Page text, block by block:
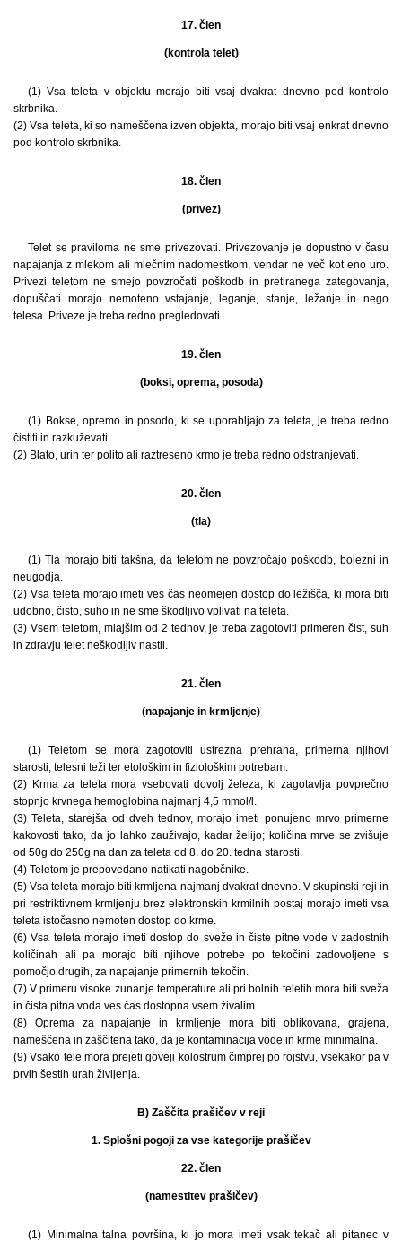
17. člen
(kontrola telet)
(1) Vsa teleta v objektu morajo biti vsaj dvakrat dnevno pod kontrolo
skrbnika.
(2) Vsa teleta, ki so nameščena izven objekta, morajo biti vsaj enkrat dnevno
pod kontrolo skrbnika.
18. člen
(privez)
Telet se praviloma ne sme privezovati. Privezovanje je dopustno v času
napajanja z mlekom ali mlečnim nadomestkom, vendar ne več kot eno uro.
Privezi teletom ne smejo povzročati poškodb in pretiranega zategovanja,
dopuščati morajo nemoteno vstajanje, leganje, stanje, ležanje in nego
telesa. Priveze je treba redno pregledovati.
19. člen
(boksi, oprema, posoda)
(1) Bokse, opremo in posodo, ki se uporabljajo za teleta, je treba redno
čistiti in razkuževati.
(2) Blato, urin ter polito ali raztreseno krmo je treba redno odstranjevati.
20. člen
(tla)
(1) Tla morajo biti takšna, da teletom ne povzročajo poškodb, bolezni in
neugodja.
(2) Vsa teleta morajo imeti ves čas neomejen dostop do ležišča, ki mora biti
udobno, čisto, suho in ne sme škodljivo vplivati na teleta.
(3) Vsem teletom, mlajšim od 2 tednov, je treba zagotoviti primeren čist, suh
in zdravju telet neškodljiv nastil.
21. člen
(napajanje in krmljenje)
(1) Teletom se mora zagotoviti ustrezna prehrana, primerna njihovi
starosti, telesni teži ter etološkim in fiziološkim potrebam.
(2) Krma za teleta mora vsebovati dovolj železa, ki zagotavlja povprečno
stopnjo krvnega hemoglobina najmanj 4,5 mmol/l.
(3) Teleta, starejša od dveh tednov, morajo imeti ponujeno mrvo primerne
kakovosti tako, da jo lahko zauživajo, kadar želijo; količina mrve se zvišuje
od 50g do 250g na dan za teleta od 8. do 20. tedna starosti.
(4) Teletom je prepovedano natikati nagobčnike.
(5) Vsa teleta morajo biti krmljena najmanj dvakrat dnevno. V skupinski reji in
pri restriktivnem krmljenju brez elektronskih krmilnih postaj morajo imeti vsa
teleta istočasno nemoten dostop do krme.
(6) Vsa teleta morajo imeti dostop do sveže in čiste pitne vode v zadostnih
količinah ali pa morajo biti njihove potrebe po tekočini zadovoljene s
pomočjo drugih, za napajanje primernih tekočin.
(7) V primeru visoke zunanje temperature ali pri bolnih teletih mora biti sveža
in čista pitna voda ves čas dostopna vsem živalim.
(8) Oprema za napajanje in krmljenje mora biti oblikovana, grajena,
nameščena in zaščitena tako, da je kontaminacija vode in krme minimalna.
(9) Vsako tele mora prejeti goveji kolostrum čimprej po rojstvu, vsekakor pa v
prvih šestih urah življenja.
B) Zaščita prašičev v reji
1. Splošni pogoji za vse kategorije prašičev
22. člen
(namestitev prašičev)
(1) Minimalna talna površina, ki jo mora imeti vsak tekač ali pitanec v